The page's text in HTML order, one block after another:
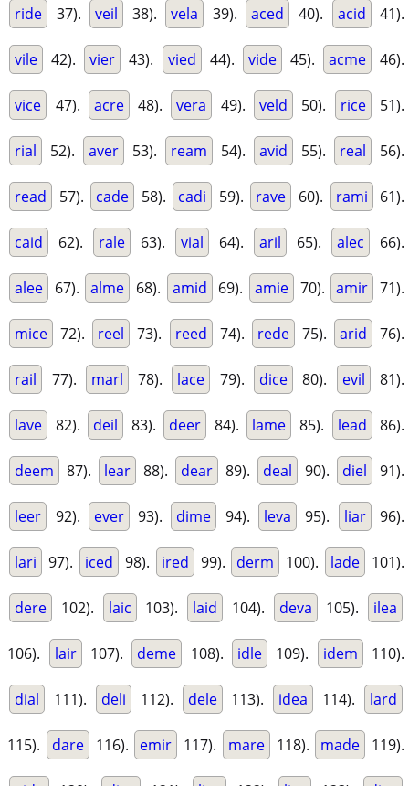
ride 37). veil 38). vela 39). aced 40). acid 41).
vile 42). vier 43). vied 44). vide 45). acme 46).
vice 47). acre 48). vera 49). veld 50). rice 51).
rial 52). aver 53). ream 54). avid 55). real 56).
read 57). cade 58). cadi 59). rave 60). rami 61).
caid 62). rale 63). vial 64). aril 65). alec 66).
alee 67). alme 68). amid 69). amie 70). amir 71).
mice 72). reel 73). reed 74). rede 75). arid 76).
rail 77). marl 78). lace 79). dice 80). evil 81).
lave 82). deil 83). deer 84). lame 85). lead 86).
deem 87). lear 88). dear 89). deal 90). diel 91).
leer 92). ever 93). dime 94). leva 95). liar 96).
lari 97). iced 98). ired 99). derm 100). lade 101).
dere 102). laic 103). laid 104). deva 105). ilea
106). lair 107). deme 108). idle 109). idem 110).
dial 111). deli 112). dele 113). idea 114). lard
115). dare 116). emir 117). mare 118). made 119).